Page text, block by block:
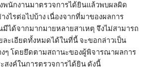
งพนักงานมาตรวจการได้ยินแล้วพบผลผิด
งไรต่อไปบ้าง เนื่องจากที่มาของผลการ
ได้จากมากมายหลายสาเหตุ จึงไม่สามารถ
ละเอียดทั้งหมดได้ในที่นี้ จะขอกล่าวเป็น
งๆ โดยยึดตามสถานะของผู้พิจารณาผลการ
สงค์ในการตรวจการได้ยิน ดังนี้